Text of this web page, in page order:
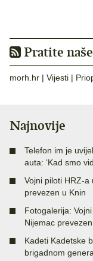
Pratite
morh.hr | Vijesti |
Najnovije
Telefon im je
auta: ‘Kad smo
Vojni piloti HRZ-a
prevezen u Knin
Fotogalerija:
Nijemac
Kadeti Kadetske
brigadnom